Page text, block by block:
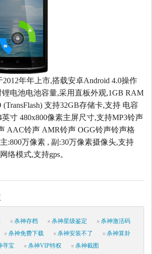
2012年年上市,搭载安卓Android 4.0操作
锂电池电池容量,采用直板外观,1GB RAM
支持32GB存储卡,支持 电容
寸 480x800像素主屏尺寸,支持MP3铃声
AAC铃声 AMR铃声 OGG铃声铃声格
:800万像素 , 副:30万像素摄像头,支持
络模式,支持gps。
杀神存档 杀神星级鉴定
杀神激活码
杀神免费下载 杀神安装不了
杀神算卦
寻宝 杀神VIP特权
杀神截图